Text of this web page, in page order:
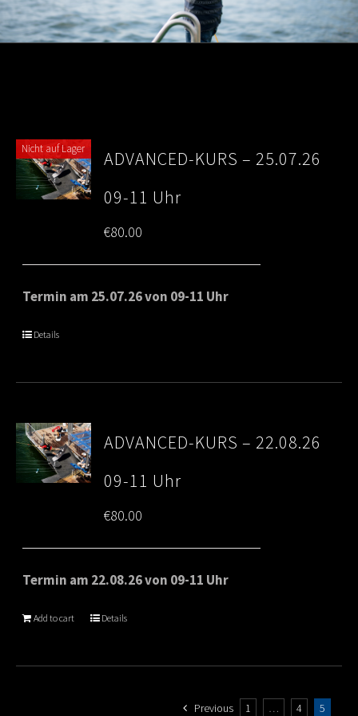
Nicht auf Lager
ADVANCED-KURS – 25.07.26
09-11 Uhr
€80.00
Termin am 25.07.26 von 09-11 Uhr
Details
ADVANCED-KURS – 22.08.26
09-11 Uhr
€80.00
Termin am 22.08.26 von 09-11 Uhr
Add to cart Details
Previous 1 … 4 5